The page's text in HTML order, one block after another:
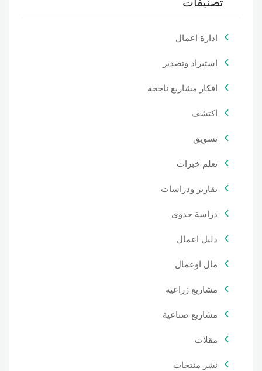
ادارة اعمال
استيراد وتصدير
افكار مشاريع ناجحة
اكتشف
تسويق
تعلم خبرات
تقارير ودراسات
دراسة جدوى
دليل اعمال
مال اوعمال
مشاريع زراعية
مشاريع صناعية
مقلات
نشر منتجات